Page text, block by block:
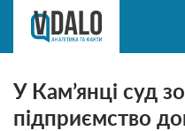
У Кам’янці суд
підприємство